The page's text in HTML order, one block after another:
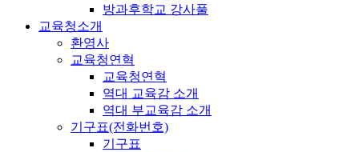
방과후학교 강사풀
교육청소개
환영사
교육청연혁
교육청연혁
역대 교육감 소개
역대 부교육감 소개
기구표(전화번호)
기구표